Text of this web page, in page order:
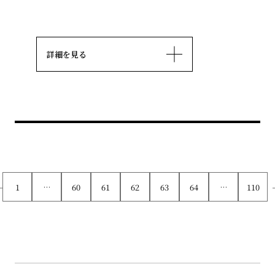
詳細を見る
1 … 60 61 62 63 64 … 110